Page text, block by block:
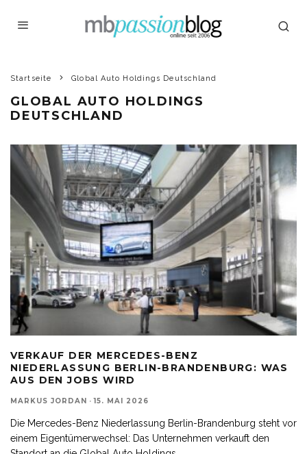
Startseite Global Auto Holdings Deutschland
GLOBAL AUTO HOLDINGS
DEUTSCHLAND
VERKAUF DER MERCEDES-BENZ
NIEDERLASSUNG BERLIN-BRANDENBURG: WAS
AUS DEN JOBS WIRD
MARKUS JORDAN · 15. MAI 2026
Die Mercedes-Benz Niederlassung Berlin-Brandenburg steht vor
einem Eigentümerwechsel: Das Unternehmen verkauft den